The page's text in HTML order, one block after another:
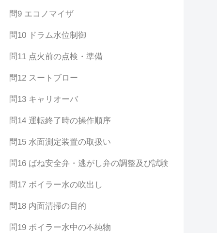
問9 エコノマイザ
問10 ドラム水位制御
問11 点火前の点検・準備
問12 スートブロー
問13 キャリオーバ
問14 運転終了時の操作順序
問15 水面測定装置の取扱い
問16 ばね安全弁・逃がし弁の調整及び試験
問17 ボイラー水の吹出し
問18 内面清掃の目的
問19 ボイラー水中の不純物